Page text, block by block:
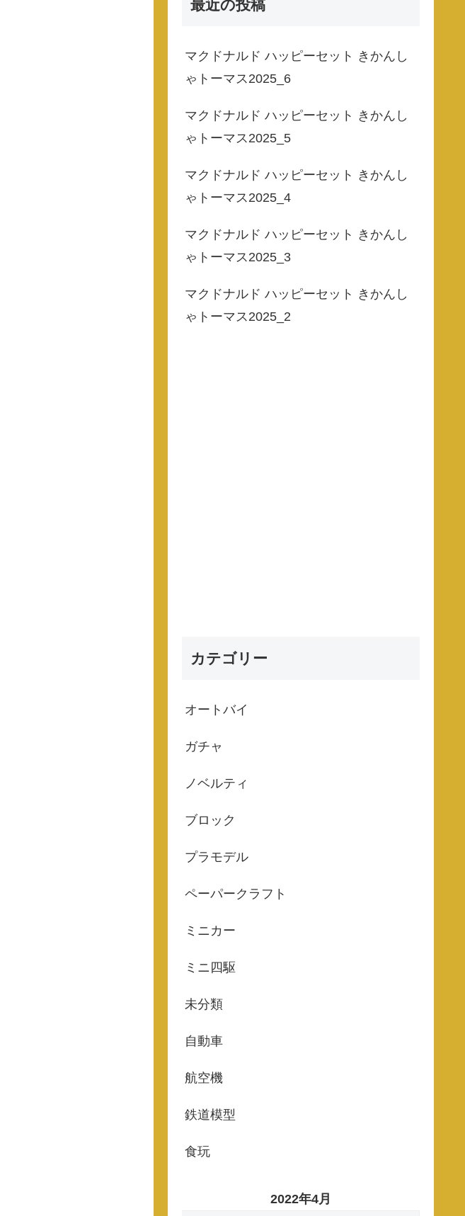
最近の投稿
マクドナルド ハッピーセット きかんし
ゃトーマス2025_6
マクドナルド ハッピーセット きかんし
ゃトーマス2025_5
マクドナルド ハッピーセット きかんし
ゃトーマス2025_4
マクドナルド ハッピーセット きかんし
ゃトーマス2025_3
マクドナルド ハッピーセット きかんし
ゃトーマス2025_2
カテゴリー
オートバイ
ガチャ
ノベルティ
ブロック
プラモデル
ペーパークラフト
ミニカー
ミニ四駆
未分類
自動車
航空機
鉄道模型
食玩
2022年4月